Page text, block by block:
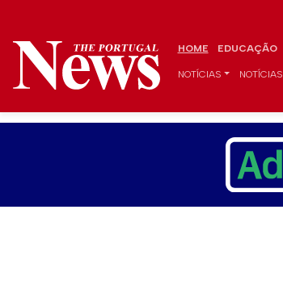
HOME EDUCAÇÃO
NOTÍCIAS NOTÍCIAS